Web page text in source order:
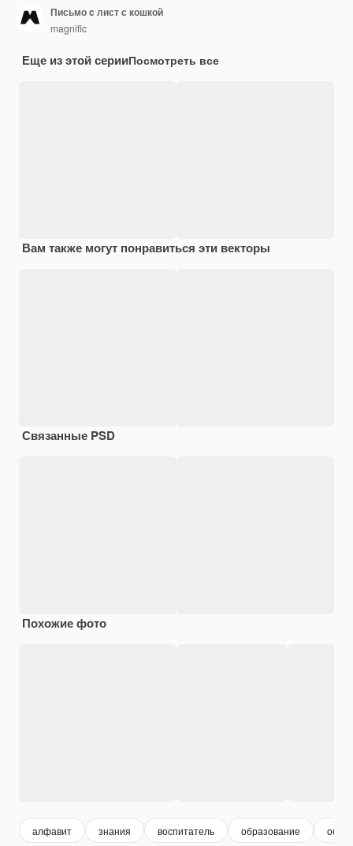
Письмо c лист с кошкой
magnific
Еще из этой серииПосмотреть все
Вам также могут понравиться эти векторы
Связанные PSD
Похожие фото
алфавит знания воспитатель образование